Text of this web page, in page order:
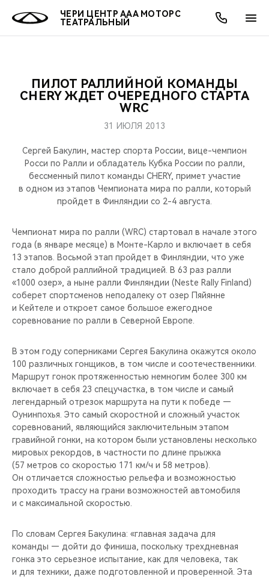
ЧЕРИ ЦЕНТР ААА МОТОРС
ТЕАТРАЛЬНЫЙ
МОДЕЛИ
КРОССОВЕРЫ
СЕДАНЫ
НОВИНКИ
ПОКУПАТЕЛЯМ
КРЕДИТ И СТРАХОВАНИЕ
ВЛАДЕЛЬЦАМ
ЗАПЧАСТИ И АКСЕССУАРЫ
ПОДДЕРЖКА
МИР CHERY
О БРЕНДЕ
CHERY В СОЦСЕТЯХ
БЛАГОТВОРИТЕЛЬНОСТЬ
CHERY REMOTE
CHERY И СПОРТ
ВИДЕООБЗОРЫ
CHERY ДЛЯ ДЕТЕЙ
АКЦИИ
ОНЛАЙН СЕРВИСЫ
КРЕДИТ
О КОМПАНИИ
МЫ В СОЦСЕТЯХ
ПИЛОТ РАЛЛИЙНОЙ КОМАНДЫ
CHERY ЖДЕТ ОЧЕРЕДНОГО СТАРТА
WRC
31 ИЮЛЯ 2013
Сергей Бакулин, мастер спорта России, вице-чемпион
Росси по Ралли и обладатель Кубка России по ралли,
бессменный пилот команды CHERY, примет участие
в одном из этапов Чемпионата мира по ралли, который
пройдет в Финляндии со 2-4 августа.
Чемпионат мира по ралли (WRC) стартовал в начале этого
года (в январе месяце) в Монте-Карло и включает в себя
13 этапов. Восьмой этап пройдет в Финляндии, что уже
стало доброй раллийной традицией. В 63 раз ралли
«1000 озер», а ныне ралли Финляндии (Neste Rally Finland)
соберет спортсменов неподалеку от озер Пяйянне
и Кейтеле и откроет самое большое ежегодное
соревнование по ралли в Северной Европе.
В этом году соперниками Сергея Бакулина окажутся около
100 различных гонщиков, в том числе и соотечественники.
Маршрут гонок протяженностью немногим более 300 км
включает в себя 23 спецучастка, в том числе и самый
легендарный отрезок маршрута на пути к победе —
Оунинпохья. Это самый скоростной и сложный участок
соревнований, являющийся заключительным этапом
гравийной гонки, на котором были установлены несколько
мировых рекордов, в частности по длине прыжка
(57 метров со скоростью 171 км/ч и 58 метров).
Он отличается сложностью рельефа и возможностью
проходить трассу на грани возможностей автомобиля
и с максимальной скоростью.
По словам Сергея Бакулина: «главная задача для
команды — дойти до финиша, поскольку трехдневная
гонка это серьезное испытание, как для человека, так
и для техники, даже подготовленной и проверенной. Эта